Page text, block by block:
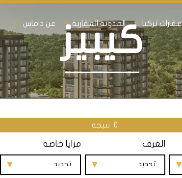
عقارات تركيا المدونة العقارية عن داماس كيبيز
0 نتيجة
الغرف
تحديد
مزايا خاصة
تحديد